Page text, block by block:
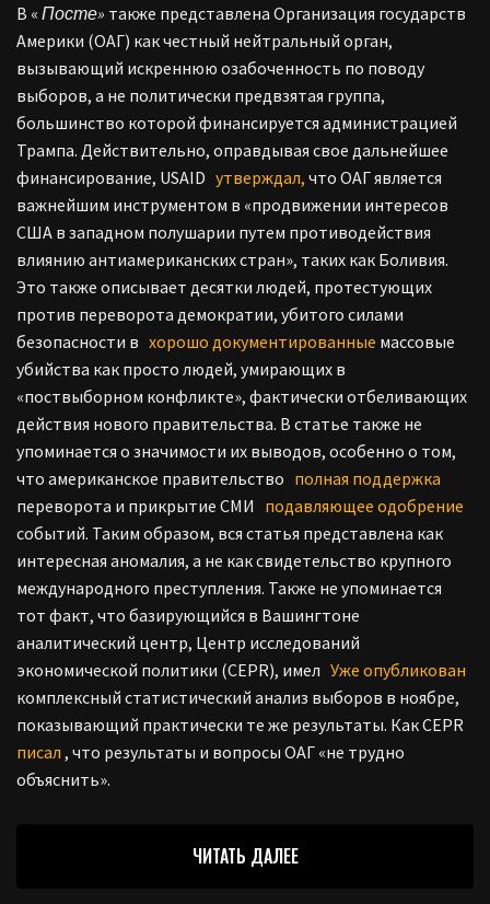
В « Посте» также представлена Организация государств
Америки (ОАГ) как честный нейтральный орган,
вызывающий искреннюю озабоченность по поводу
выборов, а не политически предвзятая группа,
большинство которой финансируется администрацией
Трампа. Действительно, оправдывая свое дальнейшее
финансирование, USAID утверждал, что ОАГ является
важнейшим инструментом в «продвижении интересов
США в западном полушарии путем противодействия
влиянию антиамериканских стран», таких как Боливия.
Это также описывает десятки людей, протестующих
против переворота демократии, убитого силами
безопасности в хорошо документированные массовые
убийства как просто людей, умирающих в
«поствыборном конфликте», фактически отбеливающих
действия нового правительства. В статье также не
упоминается о значимости их выводов, особенно о том,
что американское правительство полная поддержка
переворота и прикрытие СМИ подавляющее одобрение
событий. Таким образом, вся статья представлена как
интересная аномалия, а не как свидетельство крупного
международного преступления. Также не упоминается
тот факт, что базирующийся в Вашингтоне
аналитический центр, Центр исследований
экономической политики (CEPR), имел Уже опубликован
комплексный статистический анализ выборов в ноябре,
показывающий практически те же результаты. Как CEPR
писал , что результаты и вопросы ОАГ «не трудно
объяснить».
ЧИТАТЬ ДАЛЕЕ